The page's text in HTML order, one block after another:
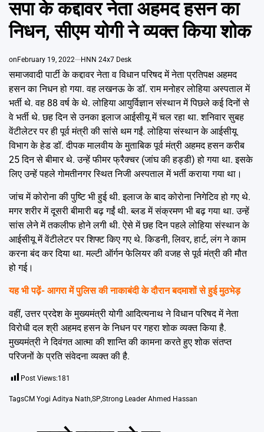
सपा के कद्दावर नेता अहमद हसन का
निधन, सीएम योगी ने व्यक्त किया शोक
onFebruary 19, 2022 HNN 24x7 Desk
समाजवादी पार्टी के कद्दावर नेता व विधान परिषद में नेता प्रतिपक्ष अहमद
हसन का निधन हो गया. वह लखनऊ के डॉ. राम मनोहर लोहिया अस्पताल में
भर्ती थे. वह 88 वर्ष के थे. लोहिया आयुर्विज्ञान संस्थान में पिछले कई दिनों से
वे भर्ती थे. छह दिन से उनका इलाज आईसीयू में चल रहा था. शनिवार सुबह
वेंटीलेटर पर ही पूर्व मंत्री की सांसे थम गईं. लोहिया संस्थान के आईसीयू
विभाग के हेड डॉ. दीपक मालवीय के मुताबिक पूर्व मंत्री अहमद हसन करीब
25 दिन से बीमार थे. उन्हें फीमर फ्रैक्चर (जांघ की हड्डी) हो गया था. इसके
लिए उन्हें पहले गोमतीनगर स्थित निजी अस्पताल में भर्ती कराया गया था।
जांच में कोरोना की पुष्टि भी हुई थी. इलाज के बाद कोरोना निगेटिव हो गए थे.
मगर शरीर में दूसरी बीमारी बढ़ गईं थी. ब्लड में संक्रमण भी बढ़ गया था. उन्हें
सांस लेने में तकलीफ होने लगी थी. ऐसे में छह दिन पहले लोहिया संस्थान के
आईसीयू में वेंटीलेटर पर शिफ्ट किए गए थे. किडनी, लिवर, हार्ट, लंग ने काम
करना बंद कर दिया था. मल्टी ऑर्गन फेलियर की वजह से पूर्व मंत्री की मौत
हो गई।
यह भी पढ़ें- आगरा में पुलिस की नाकाबंदी के दौरान बदमाशों से हुई मुठभेड़
वहीं, उत्तर प्रदेश के मुख्यमंत्री योगी आदित्यनाथ ने विधान परिषद में नेता
विरोधी दल श्री अहमद हसन के निधन पर गहरा शोक व्यक्त किया है.
मुख्यमंत्री ने दिवंगत आत्मा की शान्ति की कामना करते हुए शोक संतप्त
परिजनों के प्रति संवेदना व्यक्त की है.
Post Views:181
TagsCM Yogi Aditya Nath,SP,Strong Leader Ahmed Hassan